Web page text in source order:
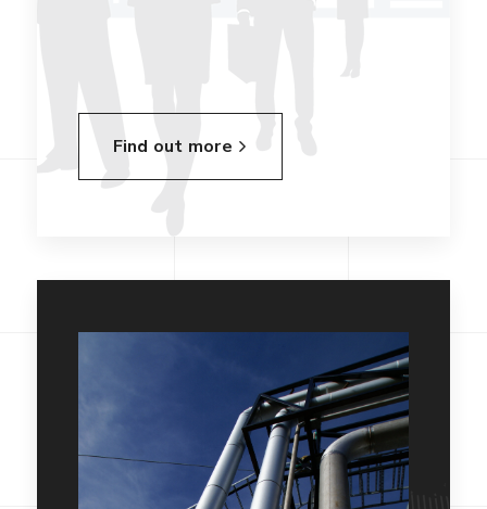
Find out more